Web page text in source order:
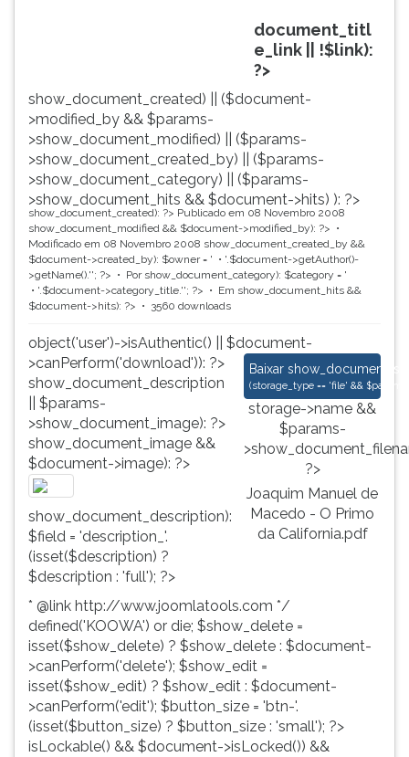
document_titl
e_link || !$link):
?>
show_document_created) || ($document-
>modified_by && $params-
>show_document_modified) || ($params-
>show_document_created_by) || ($params-
>show_document_category) || ($params-
>show_document_hits && $document->hits) ): ?>
show_document_created): ?> Publicado em 08 Novembro 2008
show_document_modified && $document->modified_by): ?>
Modificado em 08 Novembro 2008 show_document_created_by &&
$document->created_by): $owner = '
'.$document->getAuthor()-
>getName().''; ?> Por show_document_category): $category = '
'.$document->category_title.''; ?> Em show_document_hits &&
$document->hits): ?>
3560 downloads
object('user')->isAuthentic() || $document-
>canPerform('download')): ?>
Baixar Joaquim Manuel
(storage_type == 'file' &&
storage->name &&
$params-
?>
Joaquim Manuel de
Macedo - O Primo
da California.pdf
show_document_description
|| $params-
>show_document_image): ?>
show_document_image &&
$document->image): ?>
show_document_description):
$field = 'description_'.
(isset($description) ?
$description : 'full'); ?>
* @link http://www.joomlatools.com */
defined('KOOWA') or die; $show_delete =
isset($show_delete) ? $show_delete : $document-
>canPerform('delete'); $show_edit =
isset($show_edit) ? $show_edit : $document-
>canPerform('edit'); $button_size = 'btn-'.
(isset($button_size) ? $button_size : 'small'); ?>
isLockable() && $document->isLocked()) &&